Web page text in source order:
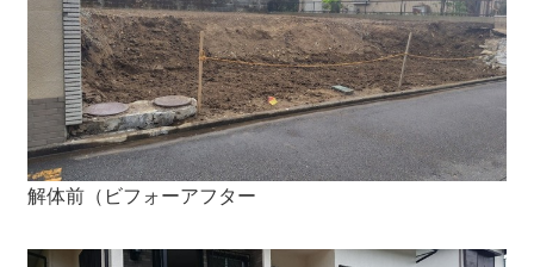
解体前（ビフォーアフター